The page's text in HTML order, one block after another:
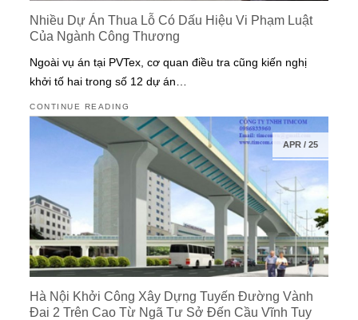
Nhiều Dự Án Thua Lỗ Có Dấu Hiệu Vi Phạm Luật
Của Ngành Công Thương
Ngoài vụ án tại PVTex, cơ quan điều tra cũng kiến nghị
khởi tố hai trong số 12 dự án…
CONTINUE READING
APR/ 25
Hà Nội Khởi Công Xây Dựng Tuyến Đường Vành
Đai 2 Trên Cao Từ Ngã Tư Sở Đến Cầu Vĩnh Tuy